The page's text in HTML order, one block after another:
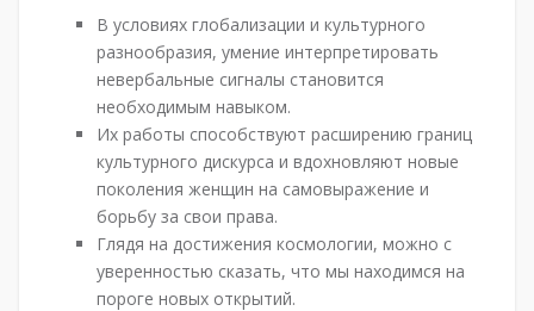
В условиях глобализации и культурного
разнообразия, умение интерпретировать
невербальные сигналы становится
необходимым навыком.
Их работы способствуют расширению границ
культурного дискурса и вдохновляют новые
поколения женщин на самовыражение и
борьбу за свои права.
Глядя на достижения космологии, можно с
уверенностью сказать, что мы находимся на
пороге новых открытий.